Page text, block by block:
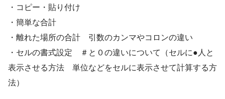
・コピー・貼り付け
・簡単な合計
・離れた場所の合計 引数のカンマやコロンの違い
・セルの書式設定 ＃と０の違いについて（セルに●人と
表示させる方法 単位などをセルに表示させて計算する方
法）